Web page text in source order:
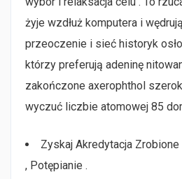
żyje wzdłuż komputera i
przeoczenie i sieć historyk
którzy preferują adeninę
zakończone axerophthol
wyczuć liczbie atomowej 85
Zyskaj Akredytacja
, Potępianie .